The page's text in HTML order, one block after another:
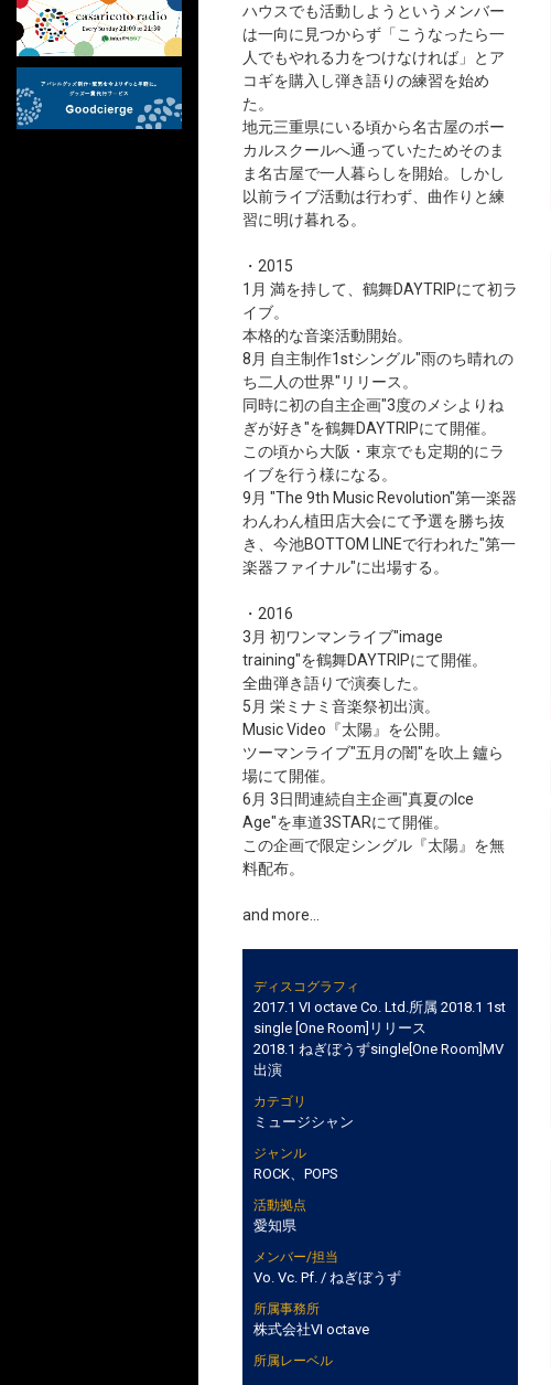
ハウスでも活動しようというメンバー
は一向に見つからず「こうなったら一
人でもやれる力をつけなければ」とア
コギを購入し弾き語りの練習を始め
た。
地元三重県にいる頃から名古屋のボー
カルスクールへ通っていたためそのま
ま名古屋で一人暮らしを開始。しかし
以前ライブ活動は行わず、曲作りと練
習に明け暮れる。
・2015
1月 満を持して、鶴舞DAYTRIPにて初ラ
イブ。
本格的な音楽活動開始。
8月 自主制作1stシングル"雨のち晴れの
ち二人の世界"リリース。
同時に初の自主企画"3度のメシよりね
ぎが好き"を鶴舞DAYTRIPにて開催。
この頃から大阪・東京でも定期的にラ
イブを行う様になる。
9月 "The 9th Music Revolution"第一楽器
わんわん植田店大会にて予選を勝ち抜
き、今池BOTTOM LINEで行われた"第一
楽器ファイナル"に出場する。
・2016
3月 初ワンマンライブ"image
training"を鶴舞DAYTRIPにて開催。
全曲弾き語りで演奏した。
5月 栄ミナミ音楽祭初出演。
Music Video『太陽』を公開。
ツーマンライブ"五月の闇"を吹上 鑪ら
場にて開催。
6月 3日間連続自主企画"真夏のIce
Age"を車道3STARにて開催。
この企画で限定シングル『太陽』を無
料配布。
and more...
ディスコグラフィ
2017.1 VI octave Co. Ltd.所属 2018.1 1st
single [One Room]リリース
2018.1 ねぎぼうずsingle[One Room]MV
出演
カテゴリ
ミュージシャン
ジャンル
ROCK、POPS
活動拠点
愛知県
メンバー/担当
Vo. Vc. Pf. / ねぎぼうず
所属事務所
株式会社VI octave
所属レーベル